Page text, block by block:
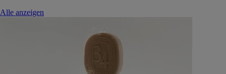
Alle anzeigen